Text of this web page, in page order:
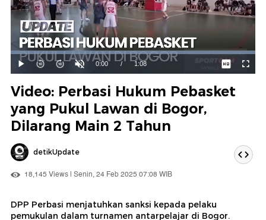
Mainkan
Suara
Hidup
Waktu
ini
0:00 / Durasi
1:08
Dimuat:
100.00%
Video: Perbasi Hukum Pebasket
yang Pukul Lawan di Bogor,
Dilarang Main 2 Tahun
detikUpdate
18,145 Views | Senin, 24 Feb 2025 07:08 WIB
DPP Perbasi menjatuhkan sanksi kepada pelaku
pemukulan dalam turnamen antarpelajar di Bogor.